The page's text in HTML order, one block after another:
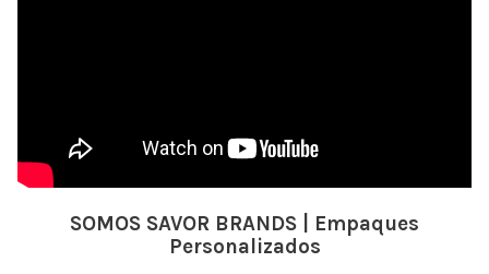
SOMOS SAVOR BRANDS | Empaques
Personalizados